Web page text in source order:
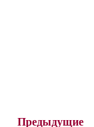
Предыдущие